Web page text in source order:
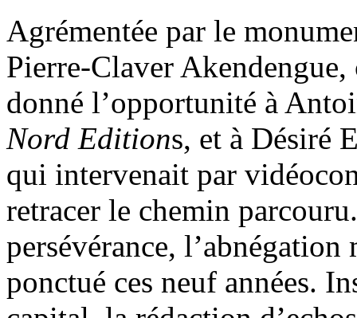
Agrémentée par le
Pierre-Claver Akendengue,
donné l’opportunité à
Nord Editions, et à Désiré
qui intervenait par
retracer le chemin
persévérance, l’abnégation
ponctué ces neuf années.